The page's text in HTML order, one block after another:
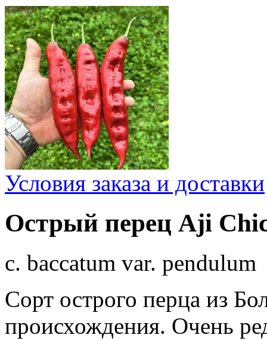
Условия заказа и доставки
Острый перец Aji
c. baccatum var. pendulum
Сорт острого перца из
происхождения. Очень